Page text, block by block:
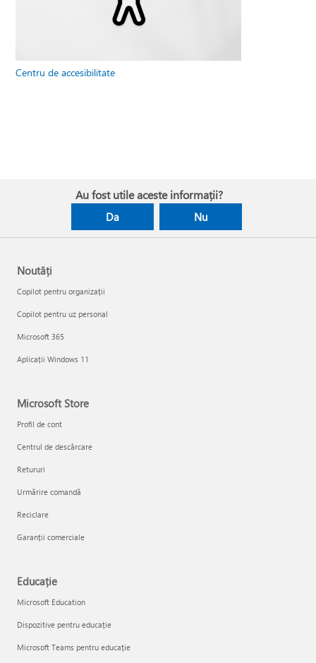
Centru de accesibilitate
Au fost utile aceste informații?
Da Nu
Noutăți
Copilot pentru organizații
Copilot pentru uz personal
Microsoft 365
Aplicații Windows 11
Microsoft Store
Profil de cont
Centrul de descărcare
Retururi
Urmărire comandă
Reciclare
Garanții comerciale
Educație
Microsoft Education
Dispozitive pentru educație
Microsoft Teams pentru educație